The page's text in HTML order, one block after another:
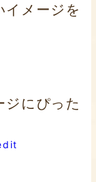
イメージを
ジにぴった